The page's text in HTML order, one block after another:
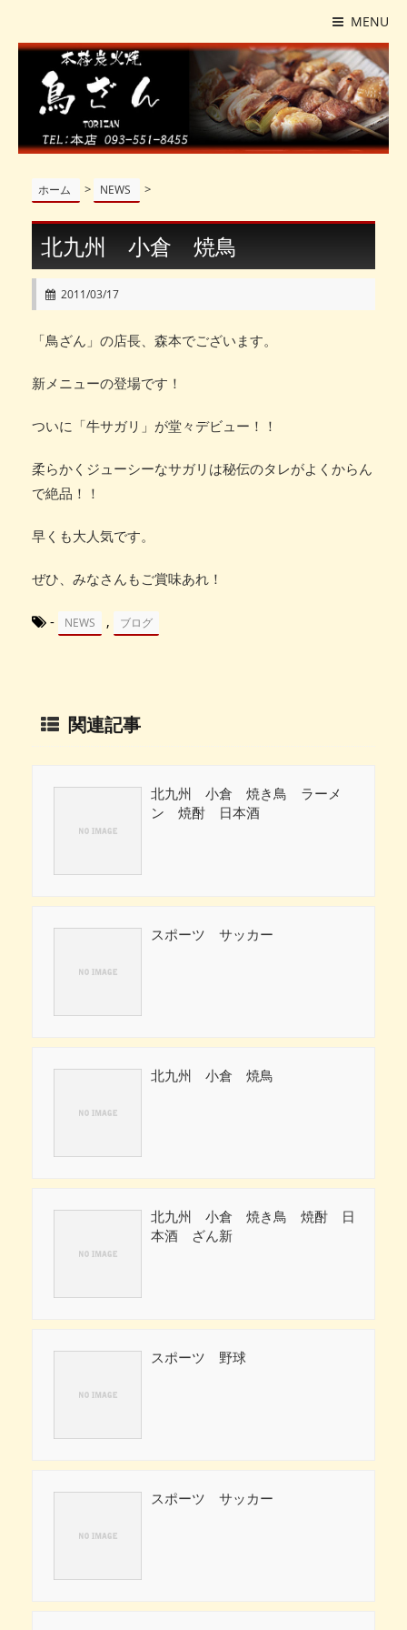
MENU
ホーム > NEWS >
北九州 小倉 焼鳥
2011/03/17
「鳥ざん」の店長、森本でございます。
新メニューの登場です！
ついに「牛サガリ」が堂々デビュー！！
柔らかくジューシーなサガリは秘伝のタレがよくからん
で絶品！！
早くも大人気です。
ぜひ、みなさんもご賞味あれ！
- NEWS , ブログ
関連記事
北九州 小倉 焼き鳥 ラーメ
ン 焼酎 日本酒
スポーツ サッカー
北九州 小倉 焼鳥
北九州 小倉 焼き鳥 焼酎 日
本酒 ざん新
スポーツ 野球
スポーツ サッカー